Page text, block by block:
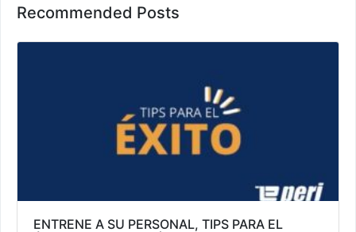
Recommended Posts
ENTRENE A SU PERSONAL, TIPS PARA EL